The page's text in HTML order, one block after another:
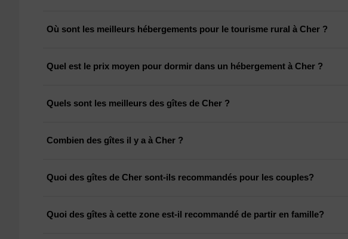
Où sont les meilleurs hébergements pour le tourisme rural à Cher ?
Quel est le prix moyen pour dormir dans un hébergement à Cher ?
Quels sont les meilleurs des gîtes de Cher ?
Combien des gîtes il y a à Cher ?
Quoi des gîtes de Cher sont-ils recommandés pour les couples?
Quoi des gîtes à cette zone est-il recommandé de partir en famille?